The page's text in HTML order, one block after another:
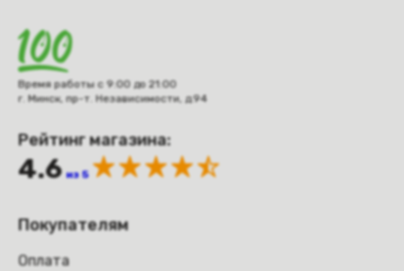
Время работы с 9:00 до 21:00
г. Минск, пр-т. Независимости, д.94
Рейтинг магазина:
4.6 из 5
Покупателям
Оплата